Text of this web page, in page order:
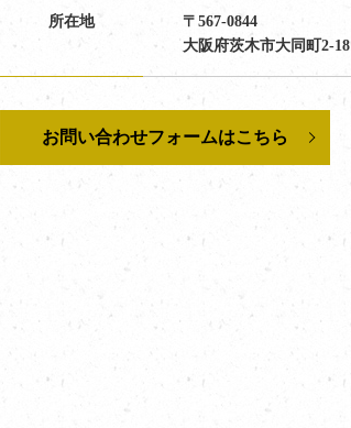
所在地
〒567-0844
大阪府茨木市大同町2-18
お問い合わせフォームはこちら